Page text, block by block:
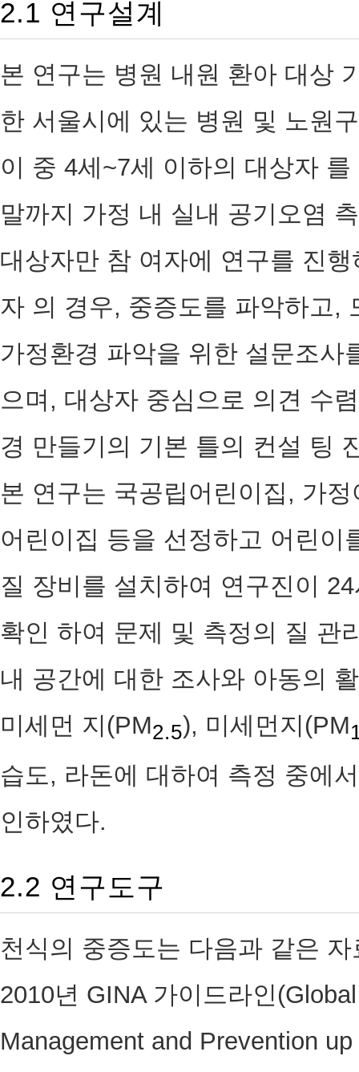
2.1 연구설계
본 연구는 병원 내원 환아 대상
한 서울시에 있는 병원 및 노원
이 중 4세~7세 이하의 대상자
말까지 가정 내 실내 공기오염
대상자만 참 여자에 연구를 진
자 의 경우, 중증도를 파악하고,
가정환경 파악을 위한 설문조사
으며, 대상자 중심으로 의견 수
경 만들기의 기본 틀의 컨설 팅
본 연구는 국공립어린이집, 가
어린이집 등을 선정하고 어린이
질 장비를 설치하여 연구진이
확인 하여 문제 및 측정의 질 관
내 공간에 대한 조사와 아동의
미세먼 지(PM2.5), 미세먼지(PM
습도, 라돈에 대하여 측정 중에
인하였다.
2.2 연구도구
천식의 중증도는 다음과 같은
2010년 GINA 가이드라인
Management and Prevention